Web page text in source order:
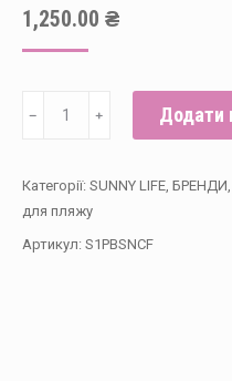
1,250.00 ₴
Надувний
Конфетті,
Sunny
Life,
﹣ ﹢ Додати
Категорії: SUNNY LIFE, БРЕНДИ,
для пляжу
Артикул: S1PBSNCF